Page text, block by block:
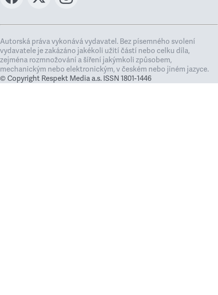
Autorská práva vykonává vydavatel. Bez písemného svolení
vydavatele je zakázáno jakékoli užití částí nebo celku díla,
zejména rozmnožování a šíření jakýmkoli způsobem,
mechanickým nebo elektronickým, v českém nebo jiném jazyce.
© Copyright Respekt Media a.s. ISSN 1801-1446